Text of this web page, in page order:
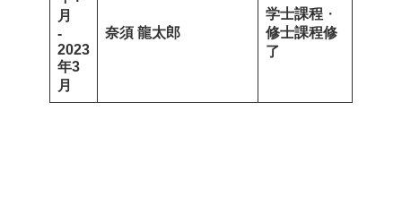
月
-
2023
年3
月
奈須 龍太郎
学士課程・
修士課程修
了